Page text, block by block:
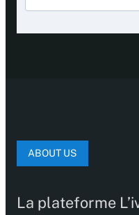
ABOUT US
La plateforme